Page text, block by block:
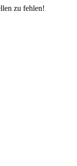
zu fehlen!